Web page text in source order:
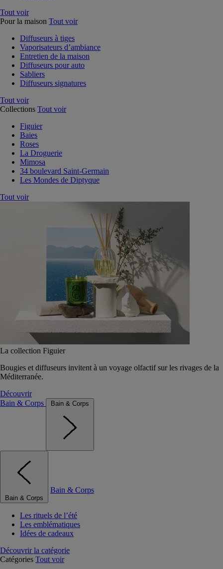
Tout voir
Pour la maison Tout voir
Diffuseurs à tiges
Vaporisateurs d’ambiance
Entretien de la maison
Diffuseurs pour auto
Sabliers
Diffuseurs signatures
Tout voir
Collections Tout voir
Figuier
Baies
Roses
La Droguerie
Mimosa
34 boulevard Saint-Germain
Les Mondes de Diptyque
Tout voir
La collection Figuier
Bougies et diffuseurs invitent à un voyage olfactif sur les rivages de la
Méditerranée.
Découvrir
Bain & Corps
Bain & Corps
Bain & Corps
Bain & Corps
Les rituels de l’été
Les emblématiques
Idées de cadeaux
Découvrir la catégorie
Catégories Tout voir